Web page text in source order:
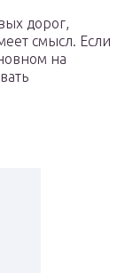
дорог,
смысл. Если
на